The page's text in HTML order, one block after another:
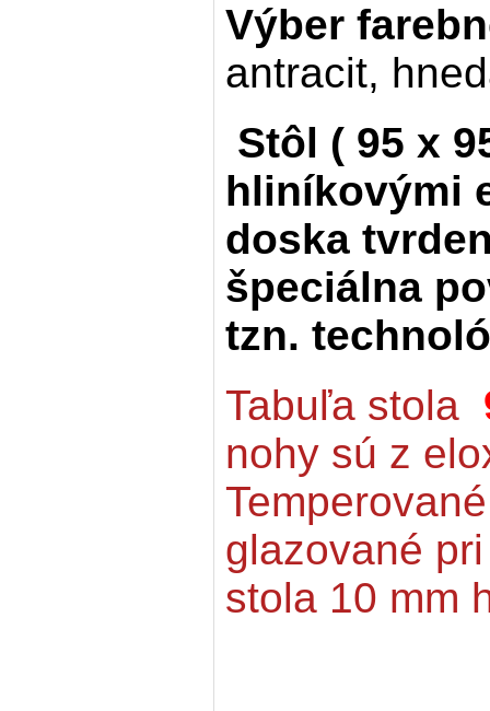
Výber
antracit,
Stôl ( 95 x
hliníkovými
doska
špeciálna
tzn.
Tabuľa stola
nohy sú z
glazované
stola 10 mm